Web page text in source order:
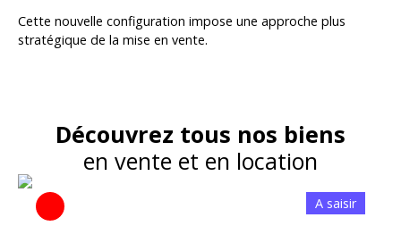
Cette nouvelle configuration impose une approche plus
stratégique de la mise en vente.
Découvrez tous nos biens
en vente et en location
A saisir